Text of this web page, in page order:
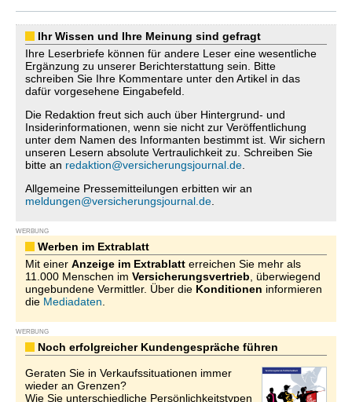
Ihr Wissen und Ihre Meinung sind gefragt
Ihre Leserbriefe können für andere Leser eine wesentliche
Ergänzung zu unserer Berichterstattung sein. Bitte
schreiben Sie Ihre Kommentare unter den Artikel in das
dafür vorgesehene Eingabefeld.
Die Redaktion freut sich auch über Hintergrund- und
Insiderinformationen, wenn sie nicht zur Veröffentlichung
unter dem Namen des Informanten bestimmt ist. Wir sichern
unseren Lesern absolute Vertraulichkeit zu. Schreiben Sie
bitte an redaktion@versicherungsjournal.de
Allgemeine Pressemitteilungen erbitten wir an
meldungen@versicherungsjournal.de
WERBUNG
Werben im Extrablatt
Mit einer Anzeige im Extrablatt erreichen Sie mehr als
11.000 Menschen im Versicherungsvertrieb , überwiegend
ungebundene Vermittler. Über die Konditionen informieren
die Mediadaten
WERBUNG
Noch erfolgreicher Kundengespräche führen
Geraten Sie in Verkaufssituationen immer
wieder an Grenzen?
Wie Sie unterschiedliche Persönlichkeitstypen